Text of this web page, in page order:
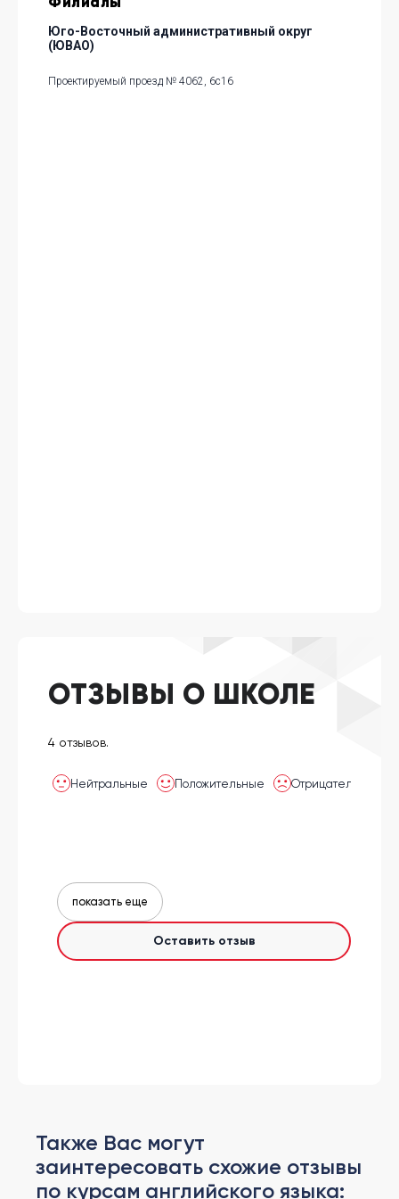
Юго-Восточный административный округ
(ЮВАО)
Проектируемый проезд № 4062, 6с16
ОТЗЫВЫ О ШКОЛЕ
4 отзывов.
Нейтральные Положительные Отрицательные
показать еще
Оставить отзыв
Также Вас могут
заинтересовать схожие отзывы
по курсам английского языка: